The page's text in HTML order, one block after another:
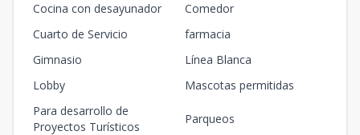
Cocina con desayunador
Comedor
Cuarto de Servicio
farmacia
Gimnasio
Línea Blanca
Lobby
Mascotas permitidas
Para desarrollo de
Proyectos Turísticos
Parqueos